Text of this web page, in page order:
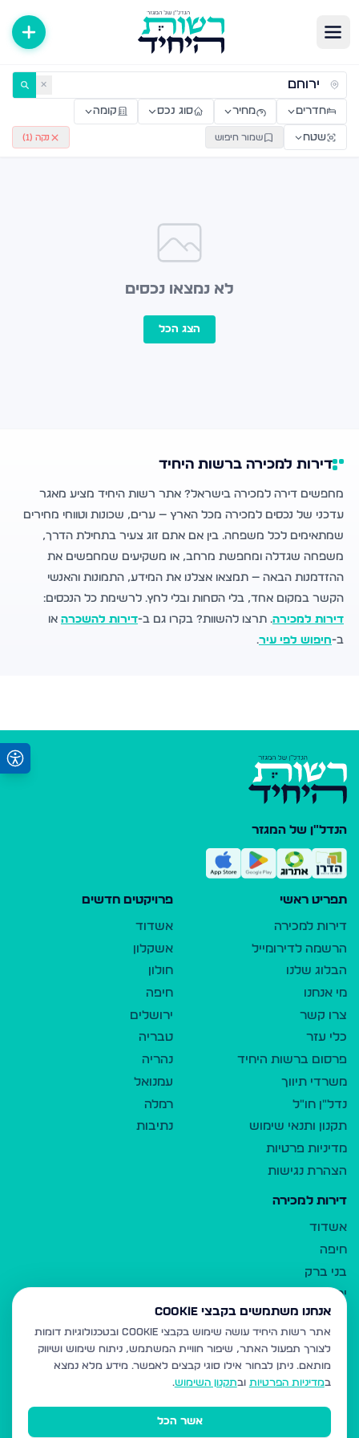
דירות למכירה ולהשכרה — רשות היחיד ✕
חדרים מחיר סוג נכס קומה
שטח שמור חיפוש נקה ( 1
)
לא נמצאו נכסים
הצג הכל
דירות למכירה ברשות היחיד
מחפשים דירה למכירה בישראל? אתר רשות היחיד מציע מאגר
עדכני של נכסים למכירה מכל הארץ — ערים, שכונות וטווחי מחירים
שמתאימים לכל משפחה. בין אם אתם זוג צעיר בתחילת הדרך,
משפחה שגדלה ומחפשת מרחב, או משקיעים שמחפשים את
ההזדמנות הבאה — תמצאו אצלנו את המידע, התמונות והאנשי
הקשר במקום אחד, בלי הסחות ובלי לחץ. לרשימת כל הנכסים:
דירות למכירה. תרצו להשוות? בקרו גם ב-דירות להשכרה או
ב-חיפוש לפי עיר.
הנדל"ן של המגזר
תפריט ראשי
דירות למכירה
הרשמה לדירומייל
הבלוג שלנו
מי אנחנו
צרו קשר
כלי עזר
פרסום ברשות היחיד
משרדי תיווך
נדל"ן חו"ל
תקנון ותנאי שימוש
מדיניות פרטיות
הצהרת נגישות
פרויקטים חדשים
אשדוד
אשקלון
חולון
חיפה
ירושלים
טבריה
נהריה
עמנואל
רמלה
נתיבות
דירות למכירה
אשדוד
חיפה
בני ברק
ירושלים
אלעד
גבעת זאב
בית שמש
רכסים
מודיעין עילית
אנחנו משתמשים בקבצי Cookie
אתר רשות היחיד עושה שימוש בקבצי Cookie ובטכנולוגיות דומות
לצורך תפעול האתר, שיפור חוויית המשתמש, ניתוח שימוש ושיווק
מותאם. ניתן לבחור אילו סוגי קבצים לאפשר. מידע מלא נמצא
במדיניות הפרטיות ובתקנון השימוש.
אשר הכל